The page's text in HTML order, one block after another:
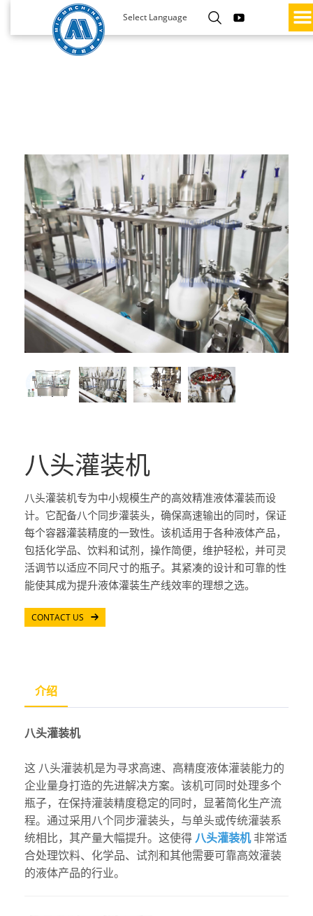
Select Language
八头灌装机
八头灌装机专为中小规模生产的高效精准液体灌装而设
计。它配备八个同步灌装头，确保高速输出的同时，保证
每个容器灌装精度的一致性。该机适用于各种液体产品，
包括化学品、饮料和试剂，操作简便，维护轻松，并可灵
活调节以适应不同尺寸的瓶子。其紧凑的设计和可靠的性
能使其成为提升液体灌装生产线效率的理想之选。
CONTACT US
介绍
八头灌装机
这 八头灌装机是为寻求高速、高精度液体灌装能力的
企业量身打造的先进解决方案。该机可同时处理多个
瓶子，在保持灌装精度稳定的同时，显著简化生产流
程。通过采用八个同步灌装头，与单头或传统灌装系
统相比，其产量大幅提升。这使得八头灌装机非常适
合处理饮料、化学品、试剂和其他需要可靠高效灌装
的液体产品的行业。